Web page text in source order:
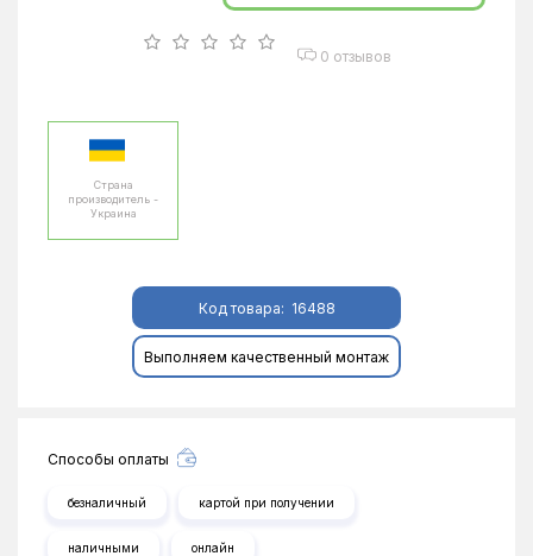
0 отзывов
Страна
производитель -
Украина
Код товара: 16488
Выполняем качественный монтаж
Способы оплаты
безналичный картой при получении
наличными онлайн